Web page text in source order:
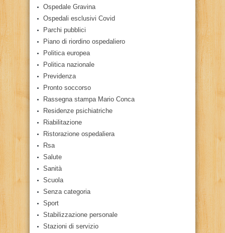
Ospedale Gravina
Ospedali esclusivi Covid
Parchi pubblici
Piano di riordino ospedaliero
Politica europea
Politica nazionale
Previdenza
Pronto soccorso
Rassegna stampa Mario Conca
Residenze psichiatriche
Riabilitazione
Ristorazione ospedaliera
Rsa
Salute
Sanità
Scuola
Senza categoria
Sport
Stabilizzazione personale
Stazioni di servizio